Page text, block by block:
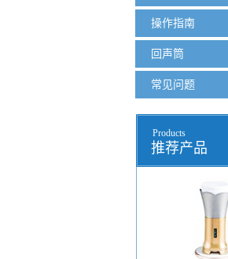
操作指南
回声筒
常见问题
推荐产品
Products